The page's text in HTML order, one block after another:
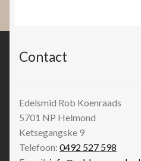
Contact
Edelsmid Rob Koenraads
5701 NP Helmond
Ketsegangske 9
Telefoon: 0492 527 598